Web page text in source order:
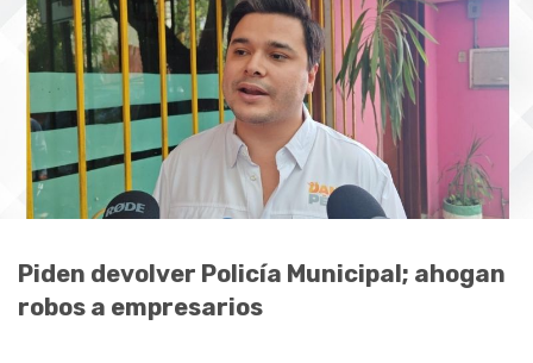
Piden devolver Policía Municipal; ahogan
robos a empresarios